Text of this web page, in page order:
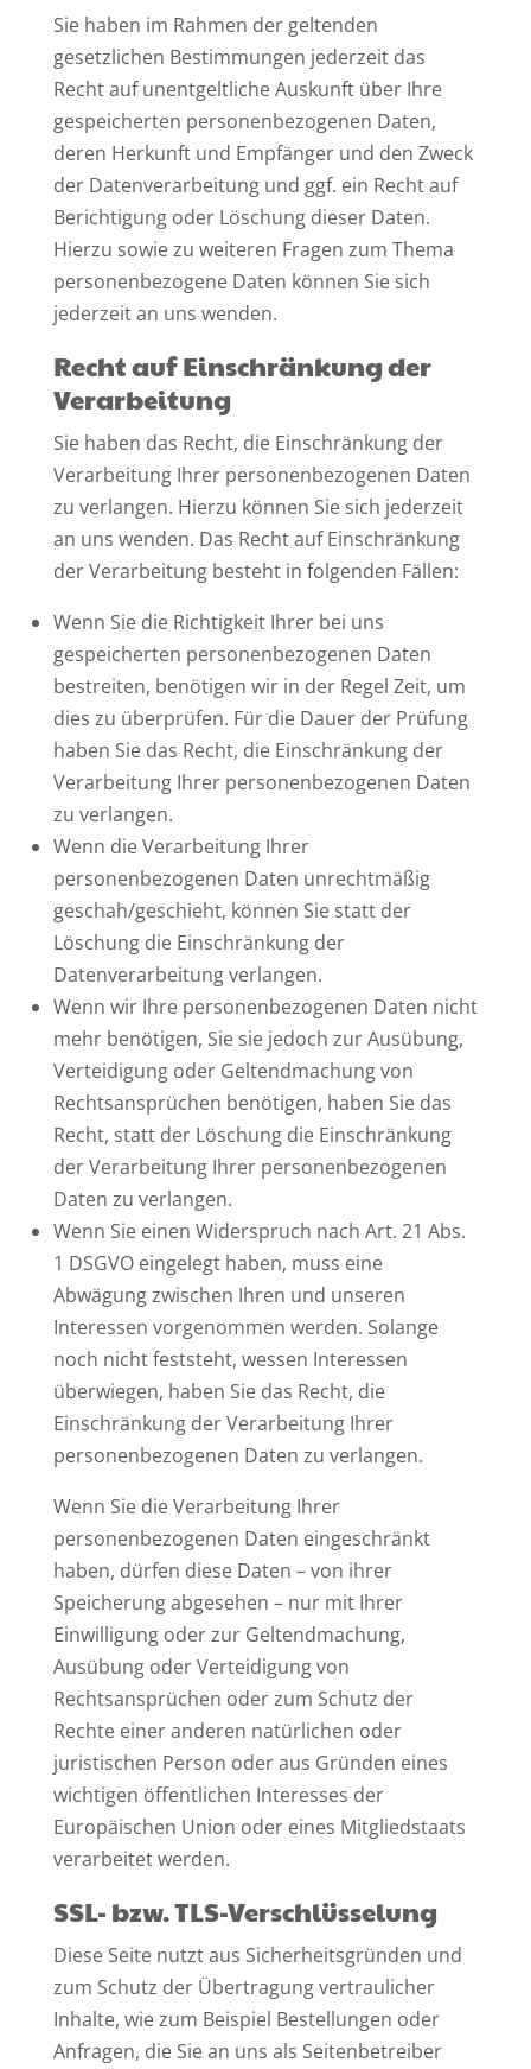
Sie haben im Rahmen der geltenden
gesetzlichen Bestimmungen jederzeit das
Recht auf unentgeltliche Auskunft über Ihre
gespeicherten personenbezogenen Daten,
deren Herkunft und Empfänger und den Zweck
der Datenverarbeitung und ggf. ein Recht auf
Berichtigung oder Löschung dieser Daten.
Hierzu sowie zu weiteren Fragen zum Thema
personenbezogene Daten können Sie sich
jederzeit an uns wenden.
Recht auf Einschränkung der
Verarbeitung
Sie haben das Recht, die Einschränkung der
Verarbeitung Ihrer personenbezogenen Daten
zu verlangen. Hierzu können Sie sich jederzeit
an uns wenden. Das Recht auf Einschränkung
der Verarbeitung besteht in folgenden Fällen:
Wenn Sie die Richtigkeit Ihrer bei uns
gespeicherten personenbezogenen Daten
bestreiten, benötigen wir in der Regel Zeit, um
dies zu überprüfen. Für die Dauer der Prüfung
haben Sie das Recht, die Einschränkung der
Verarbeitung Ihrer personenbezogenen Daten
zu verlangen.
Wenn die Verarbeitung Ihrer
personenbezogenen Daten unrechtmäßig
geschah/geschieht, können Sie statt der
Löschung die Einschränkung der
Datenverarbeitung verlangen.
Wenn wir Ihre personenbezogenen Daten nicht
mehr benötigen, Sie sie jedoch zur Ausübung,
Verteidigung oder Geltendmachung von
Rechtsansprüchen benötigen, haben Sie das
Recht, statt der Löschung die Einschränkung
der Verarbeitung Ihrer personenbezogenen
Daten zu verlangen.
Wenn Sie einen Widerspruch nach Art. 21 Abs.
1 DSGVO eingelegt haben, muss eine
Abwägung zwischen Ihren und unseren
Interessen vorgenommen werden. Solange
noch nicht feststeht, wessen Interessen
überwiegen, haben Sie das Recht, die
Einschränkung der Verarbeitung Ihrer
personenbezogenen Daten zu verlangen.
Wenn Sie die Verarbeitung Ihrer
personenbezogenen Daten eingeschränkt
haben, dürfen diese Daten – von ihrer
Speicherung abgesehen – nur mit Ihrer
Einwilligung oder zur Geltendmachung,
Ausübung oder Verteidigung von
Rechtsansprüchen oder zum Schutz der
Rechte einer anderen natürlichen oder
juristischen Person oder aus Gründen eines
wichtigen öffentlichen Interesses der
Europäischen Union oder eines Mitgliedstaats
verarbeitet werden.
SSL- bzw. TLS-Verschlüsselung
Diese Seite nutzt aus Sicherheitsgründen und
zum Schutz der Übertragung vertraulicher
Inhalte, wie zum Beispiel Bestellungen oder
Anfragen, die Sie an uns als Seitenbetreiber